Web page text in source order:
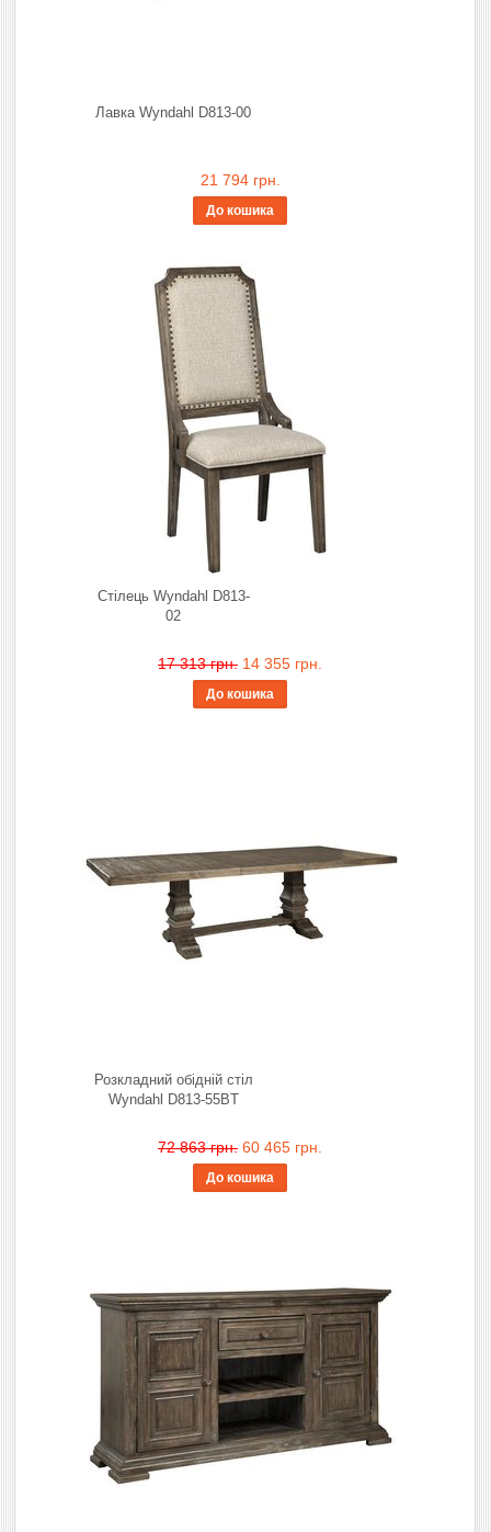
Лавка Wyndahl D813-00
21 794 грн.
До кошика
Стілець Wyndahl D813-
02
17 313 грн. 14 355 грн.
До кошика
Розкладний обідній стіл
Wyndahl D813-55BT
72 863 грн. 60 465 грн.
До кошика